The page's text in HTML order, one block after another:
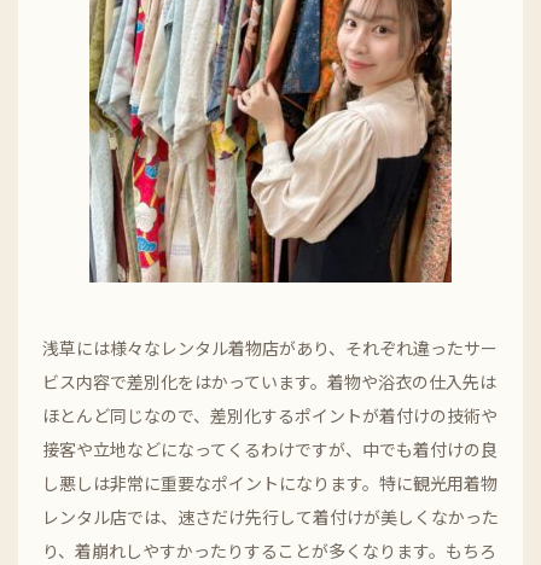
浅草には様々なレンタル着物店があり、それぞれ違ったサー
ビス内容で差別化をはかっています。着物や浴衣の仕入先は
ほとんど同じなので、差別化するポイントが着付けの技術や
接客や立地などになってくるわけですが、中でも着付けの良
し悪しは非常に重要なポイントになります。特に観光用着物
レンタル店では、速さだけ先行して着付けが美しくなかった
り、着崩れしやすかったりすることが多くなります。もちろ